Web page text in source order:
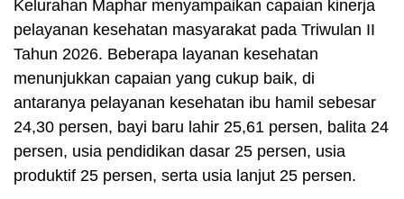
Kelurahan Maphar menyampaikan capaian kinerja
pelayanan kesehatan masyarakat pada Triwulan II
Tahun 2026. Beberapa layanan kesehatan
menunjukkan capaian yang cukup baik, di
antaranya pelayanan kesehatan ibu hamil sebesar
24,30 persen, bayi baru lahir 25,61 persen, balita 24
persen, usia pendidikan dasar 25 persen, usia
produktif 25 persen, serta usia lanjut 25 persen.